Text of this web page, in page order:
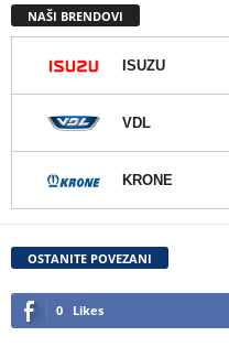
NAŠI BRENDOVI
ISUZU
VDL
KRONE
OSTANITE POVEZANI
0 Likes